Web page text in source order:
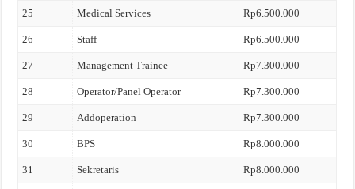
25 Medical Services Rp6.500.000
26 Staff Rp6.500.000
27 Management Trainee Rp7.300.000
28 Operator/Panel Operator Rp7.300.000
29 Addoperation Rp7.300.000
30 BPS Rp8.000.000
31 Sekretaris Rp8.000.000